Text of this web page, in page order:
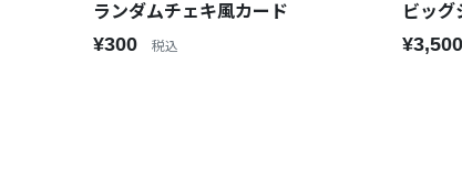
ランダムチェキ風カード
¥300 税込
ビッ
¥3,500